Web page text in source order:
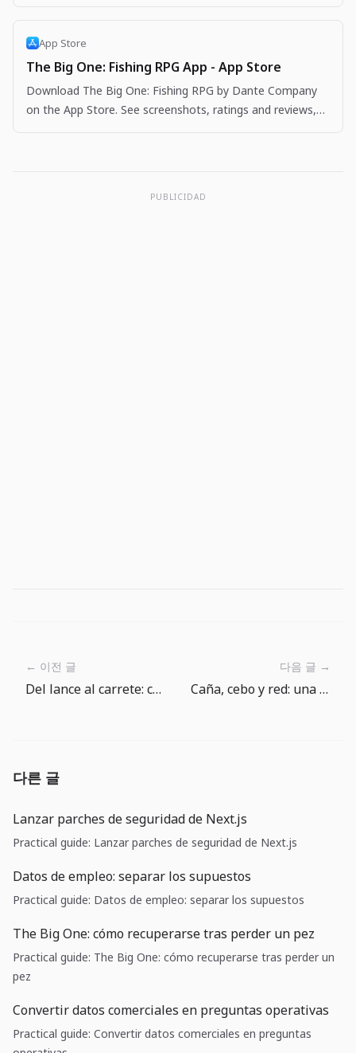
App Store
The Big One: Fishing RPG App - App Store
Download The Big One: Fishing RPG by Dante Company
on the App Store. See screenshots, ratings and reviews,
PUBLICIDAD
← 이전 글
Del lance al carrete: cómo leer una pesca
다음 글 →
Caña, cebo y red: una guía sencilla de equipo para The Big One
다른 글
Lanzar parches de seguridad de Next.js
Practical guide: Lanzar parches de seguridad de Next.js
Datos de empleo: separar los supuestos
Practical guide: Datos de empleo: separar los supuestos
The Big One: cómo recuperarse tras perder un pez
Practical guide: The Big One: cómo recuperarse tras perder un
pez
Convertir datos comerciales en preguntas operativas
Practical guide: Convertir datos comerciales en preguntas